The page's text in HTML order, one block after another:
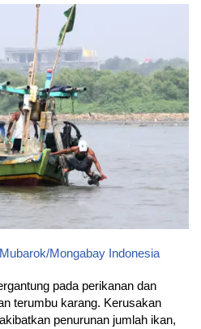
Mongabay Indonesia
pada perikanan dan
terumbu karang. Kerusakan
penurunan jumlah ikan,